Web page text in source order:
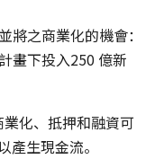
將之商業化的機會：
畫下投入250 億新
化、抵押和融資可
產生現金流。